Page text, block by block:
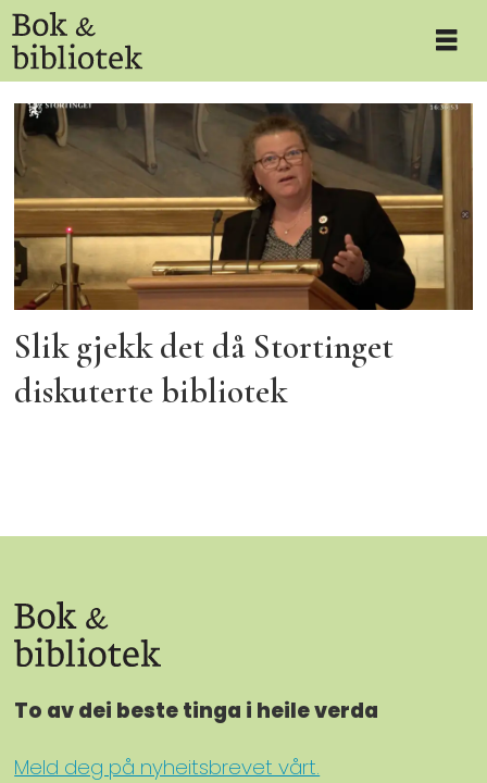
Tag:
sv-
politikere
Slik gjekk det då Stortinget
diskuterte bibliotek
To av dei beste tinga i heile verda
Meld deg på nyheitsbrevet vårt.